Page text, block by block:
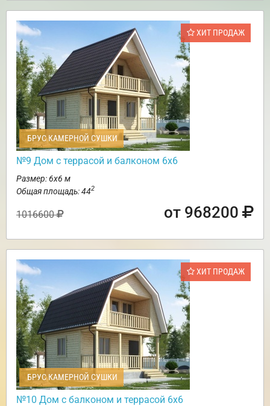
ХИТ ПРОДАЖ
БРУС КАМЕРНОЙ СУШКИ
№9 Дом с террасой и балконом 6х6
Размер: 6х6 м
Общая площадь: 442
1016600 от 968200
ХИТ ПРОДАЖ
БРУС КАМЕРНОЙ СУШКИ
№10 Дом с балконом и террасой 6х6